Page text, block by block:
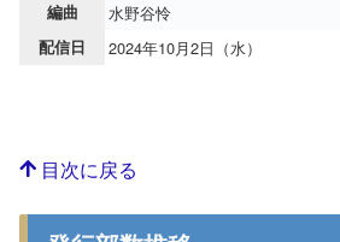
編曲 水野谷怜
配信日 2024年10月2日（水）
目次に戻る